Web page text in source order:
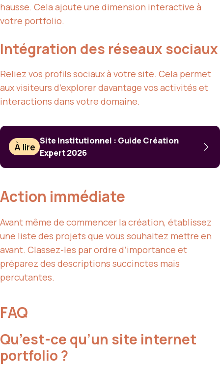
hausse. Cela ajoute une dimension interactive à
votre portfolio.
Intégration des réseaux sociaux
Reliez vos profils sociaux à votre site. Cela permet
aux visiteurs d’explorer davantage vos activités et
interactions dans votre domaine.
À lire
Site Institutionnel : Guide Création
Expert 2026
Action immédiate
Avant même de commencer la création, établissez
une liste des projets que vous souhaitez mettre en
avant. Classez-les par ordre d’importance et
préparez des descriptions succinctes mais
percutantes.
FAQ
Qu’est-ce qu’un site internet
portfolio ?